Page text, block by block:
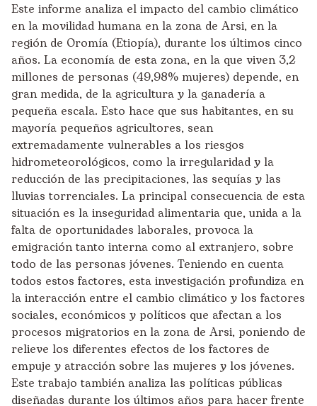
Este informe analiza el impacto del cambio climático
en la movilidad humana en la zona de Arsi, en la
región de Oromía (Etiopía), durante los últimos cinco
años. La economía de esta zona, en la que viven 3,2
millones de personas (49,98% mujeres) depende, en
gran medida, de la agricultura y la ganadería a
pequeña escala. Esto hace que sus habitantes, en su
mayoría pequeños agricultores, sean
extremadamente vulnerables a los riesgos
hidrometeorológicos, como la irregularidad y la
reducción de las precipitaciones, las sequías y las
lluvias torrenciales. La principal consecuencia de esta
situación es la inseguridad alimentaria que, unida a la
falta de oportunidades laborales, provoca la
emigración tanto interna como al extranjero, sobre
todo de las personas jóvenes. Teniendo en cuenta
todos estos factores, esta investigación profundiza en
la interacción entre el cambio climático y los factores
sociales, económicos y políticos que afectan a los
procesos migratorios en la zona de Arsi, poniendo de
relieve los diferentes efectos de los factores de
empuje y atracción sobre las mujeres y los jóvenes.
Este trabajo también analiza las políticas públicas
diseñadas durante los últimos años para hacer frente